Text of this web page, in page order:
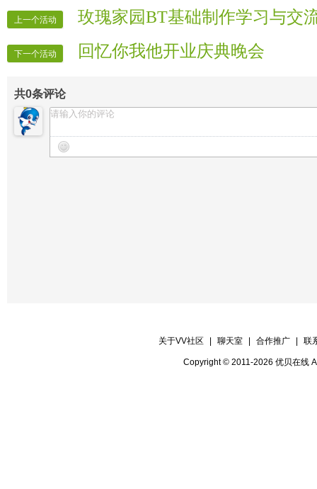
≮21号演员≯ 咖啡 微山湖(
≮22号演员≯捌楼 有你陪伴我真的好
≮23号演员≯远方 你是我最爱的人 S
【晚会递麦】小九
【晚会插麦】子馨
【晚会保安】所长
【一麦片花】平凡
【二麦片花】电脑
【三麦片花】娇娇
上一个活动 玫瑰家园BT基础制作学习与交
下一个活动 回忆你我他开业庆典晚会
共0条评论
关于VV社区 聊天室 合作推广 联
Copyright © 2011-2026 优贝在线